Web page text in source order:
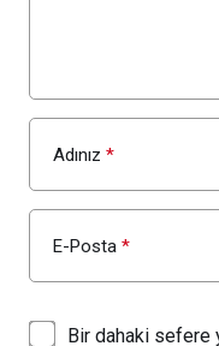
Adınız *
E-Posta *
Bir dahaki sefere